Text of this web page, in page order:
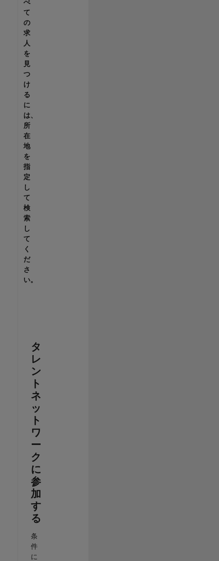
べ
て
の
求
人
を
見
つ
け
る
に
は、
所
在
地
を
指
定
し
て
検
索
し
て
く
だ
さ
い。
タ
レ
ン
ト
ネ
ッ
ト
ワ
ー
ク
に
参
加
す
る
条
件
に